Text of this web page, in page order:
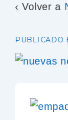
‹ Volver a
PUBLICADO